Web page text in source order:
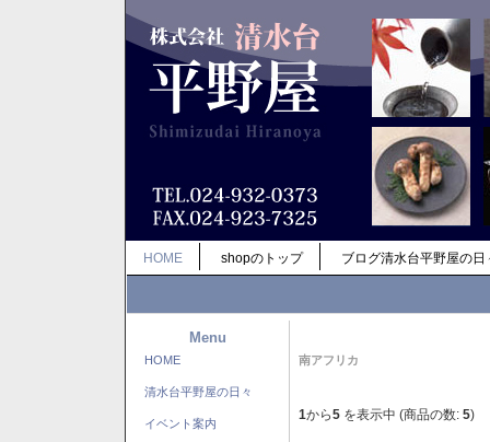
HOME shopのトップ ブログ清水台平野屋の日
Menu
HOME
清水台平野屋の日々
イベント案内
南アフリカ
1から5 を表示中 (商品の数: 5)